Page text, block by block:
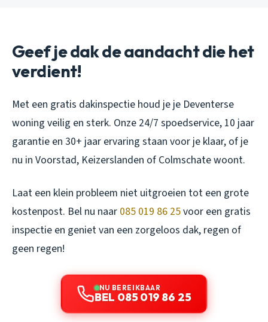
Geef je dak de aandacht die het
verdient!
Met een gratis dakinspectie houd je je Deventerse
woning veilig en sterk. Onze 24/7 spoedservice, 10 jaar
garantie en 30+ jaar ervaring staan voor je klaar, of je
nu in Voorstad, Keizerslanden of Colmschate woont.
Laat een klein probleem niet uitgroeien tot een grote
kostenpost. Bel nu naar 085 019 86 25voor een gratis
inspectie en geniet van een zorgeloos dak, regen of
geen regen!
NU BEREIKBAAR
BEL 085 019 86 25